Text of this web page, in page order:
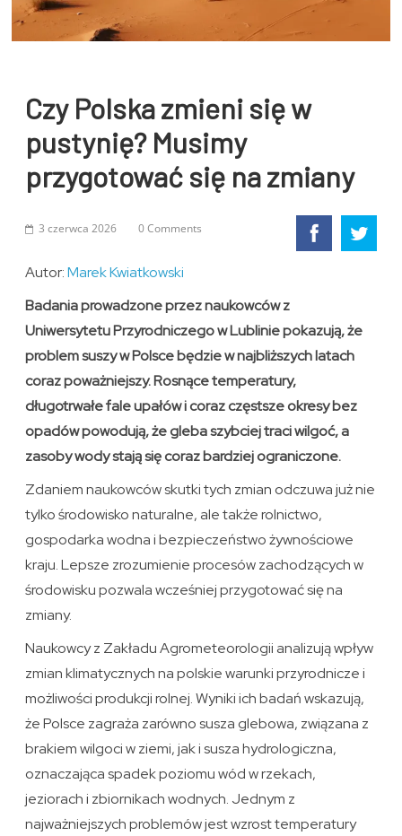
Czy Polska zmieni się w
pustynię? Musimy
przygotować się na zmiany
3 czerwca 2026 0 Comments
Autor:Marek Kwiatkowski
Badania prowadzone przez naukowców z
Uniwersytetu Przyrodniczego w Lublinie pokazują, że
problem suszy w Polsce będzie w najbliższych latach
coraz poważniejszy. Rosnące temperatury,
długotrwałe fale upałów i coraz częstsze okresy bez
opadów powodują, że gleba szybciej traci wilgoć, a
zasoby wody stają się coraz bardziej ograniczone.
Zdaniem naukowców skutki tych zmian odczuwa już nie
tylko środowisko naturalne, ale także rolnictwo,
gospodarka wodna i bezpieczeństwo żywnościowe
kraju. Lepsze zrozumienie procesów zachodzących w
środowisku pozwala wcześniej przygotować się na
zmiany.
Naukowcy z Zakładu Agrometeorologii analizują wpływ
zmian klimatycznych na polskie warunki przyrodnicze i
możliwości produkcji rolnej. Wyniki ich badań wskazują,
że Polsce zagraża zarówno susza glebowa, związana z
brakiem wilgoci w ziemi, jak i susza hydrologiczna,
oznaczająca spadek poziomu wód w rzekach,
jeziorach i zbiornikach wodnych. Jednym z
najważniejszych problemów jest wzrost temperatury